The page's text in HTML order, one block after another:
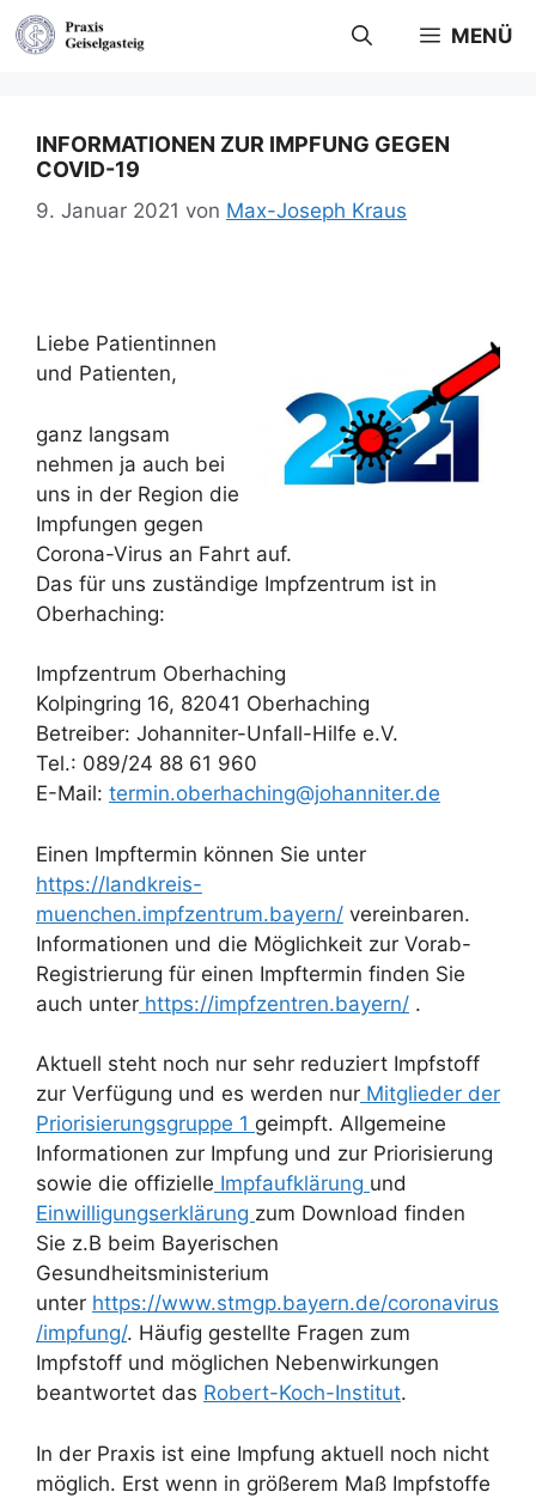
Zum
Inhalt
MENÜ
INFORMATIONEN ZUR IMPFUNG GEGEN
COVID-19
9. Januar 2021 von Max-Joseph Kraus
Liebe Patientinnen
und Patienten,
ganz langsam
nehmen ja auch bei
uns in der Region die
Impfungen gegen
Corona-Virus an Fahrt auf.
Das für uns zuständige Impfzentrum ist in
Oberhaching:
Impfzentrum Oberhaching
Kolpingring 16, 82041 Oberhaching
Betreiber: Johanniter-Unfall-Hilfe e.V.
Tel.: 089/24 88 61 960
E-Mail: termin.oberhaching@johanniter.de
Einen Impftermin können Sie unter
https://landkreis-
muenchen.impfzentrum.bayern/ vereinbaren.
Informationen und die Möglichkeit zur Vorab-
Registrierung für einen Impftermin finden Sie
auch unter https://impfzentren.bayern/ .
Aktuell steht noch nur sehr reduziert Impfstoff
zur Verfügung und es werden nur Mitglieder der
Priorisierungsgruppe 1 geimpft. Allgemeine
Informationen zur Impfung und zur Priorisierung
sowie die offizielle Impfaufklärung und
Einwilligungserklärung zum Download finden
Sie z.B beim Bayerischen
Gesundheitsministerium
unter https://www.stmgp.bayern.de/coronavirus
/impfung/. Häufig gestellte Fragen zum
Impfstoff und möglichen Nebenwirkungen
beantwortet das Robert-Koch-Institut.
In der Praxis ist eine Impfung aktuell noch nicht
möglich. Erst wenn in größerem Maß Impfstoffe